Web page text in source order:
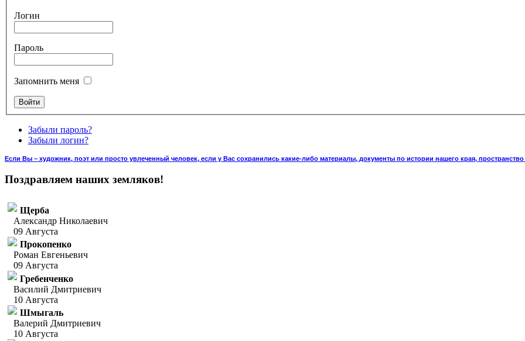
Логин
Пароль
Запомнить меня
Забыли пароль?
Забыли логин?
Если Вы – художник, поэт или просто увлеченный человек, если у Вас сохранились какие-либо материалы, документы по истории нашего края,
Поздравляем наших земляков!
Щерба
Александр Николаевич
09 Августа
Прокопенко
Роман Евгеньевич
09 Августа
Гребенченко
Василий Дмитриевич
10 Августа
Шмыгаль
Валерий Дмитриевич
10 Августа